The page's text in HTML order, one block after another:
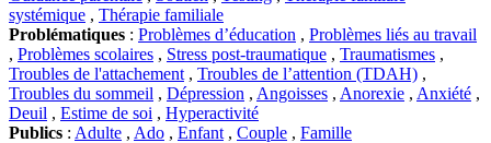
systémique , Thérapie familiale
Problématiques : Problèmes d’éducation , Problèmes liés au travail
, Problèmes scolaires , Stress post-traumatique , Traumatismes ,
Troubles de l'attachement , Troubles de l’attention (TDAH) ,
Troubles du sommeil , Dépression , Angoisses , Anorexie , Anxiété ,
Deuil , Estime de soi , Hyperactivité
Publics : Adulte , Ado , Enfant , Couple , Famille